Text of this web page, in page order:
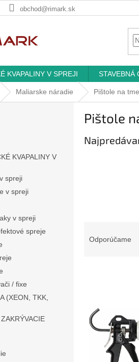
obchod@rimark.sk
KVAPALINY V SPREJI STAVEBNÁ
Maliarske náradie Pištole na
KVAPALINY V
spreji
v spreji
v spreji
spreje
/ fixe
(XEON, TKK,
Pištole
Odporúčame
p